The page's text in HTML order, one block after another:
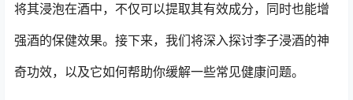
将其浸泡在酒中，不仅可以提取其有效成分，同时也能增
强酒的保健效果。接下来，我们将深入探讨李子浸酒的神
奇功效，以及它如何帮助你缓解一些常见健康问题。